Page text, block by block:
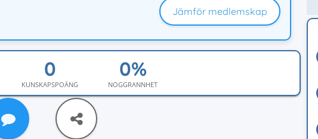
Jämför medlemskap
KUNSKAPSPOÄNG NOGGRANNHET